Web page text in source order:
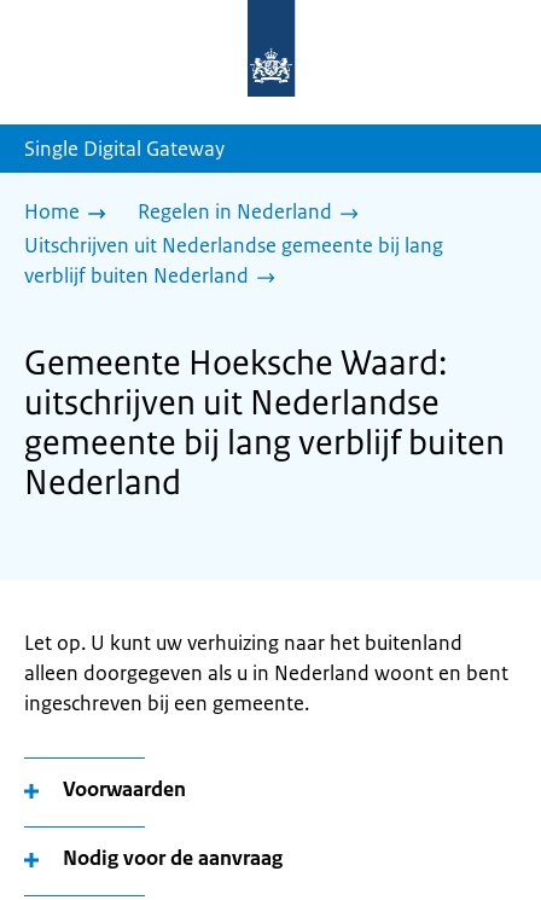
homepage
Single Digital Gateway
Home
Regelen in Nederland
Uitschrijven uit Nederlandse gemeente bij lang
verblijf buiten Nederland
Gemeente Hoeksche Waard:
uitschrijven uit Nederlandse
gemeente bij lang verblijf buiten
Nederland
Let op. U kunt uw verhuizing naar het buitenland
alleen doorgegeven als u in Nederland woont en bent
ingeschreven bij een gemeente.
Voorwaarden
Nodig voor de aanvraag